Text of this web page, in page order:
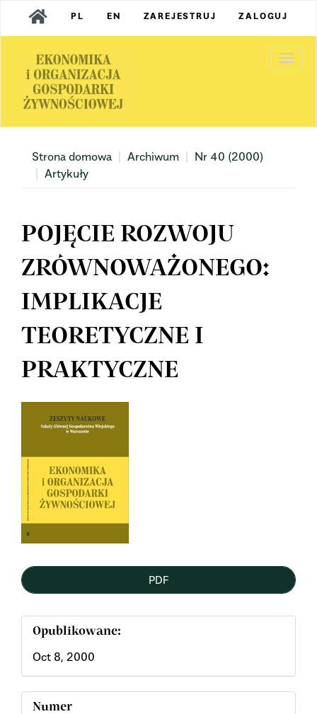
Main
Navigation
Content
Sidebar
PL EN ZAREJESTRUJ ZALOGUJ
Strona domowa Archiwum
Nr 40 (2000)
Artykuły
POJĘCIE ROZWOJU
ZRÓWNOWAŻONEGO:
IMPLIKACJE
TEORETYCZNE I
PRAKTYCZNE
Article
Sidebar
PDF
Opublikowane:
Oct 8, 2000
Numer